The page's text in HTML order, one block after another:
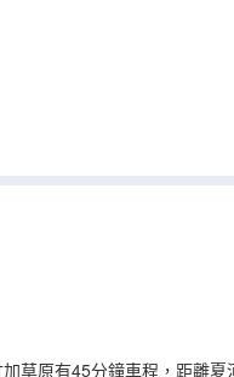
草原有45分鐘車程，距離夏